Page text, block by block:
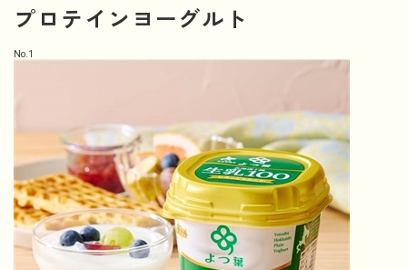
プロテインヨーグルト
No. 1